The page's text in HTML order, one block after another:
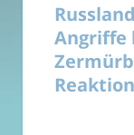
Angriffe